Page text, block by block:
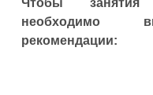
необходимо
рекомендации: